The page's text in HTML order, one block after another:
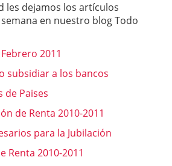
les dejamos los artículos
en nuestro blog Todo
2011
subsidiar a los bancos
de Paises
de Renta 2010-2011
para la Jubilación
Renta 2010-2011